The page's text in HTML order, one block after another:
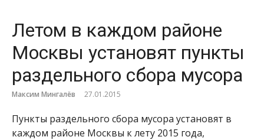
Летом в каждом районе
Москвы установят пункты
раздельного сбора мусора
Максим Мингалёв 27.01.2015
Пункты раздельного сбора мусора установят в
каждом районе Москвы к лету 2015 года,